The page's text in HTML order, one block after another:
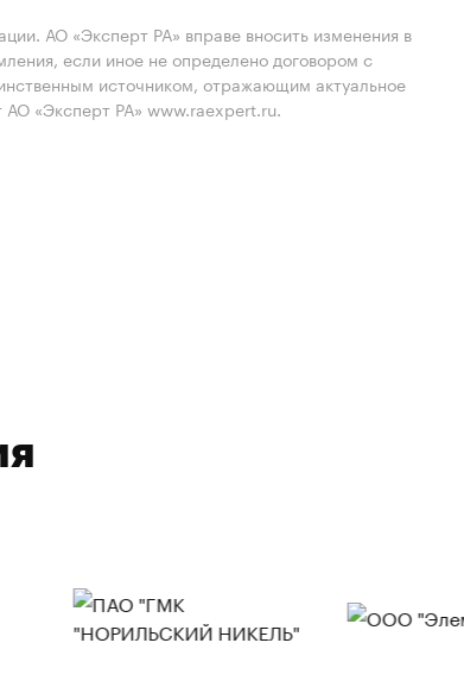
АО «Эксперт РА» вправе вносить изменения в
если иное не определено договором с
источником, отражающим актуальное
АО «Эксперт РА» www.raexpert.ru.